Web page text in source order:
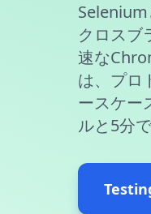
クロスブ
速な
は、プロ
ースケー
ルと5分